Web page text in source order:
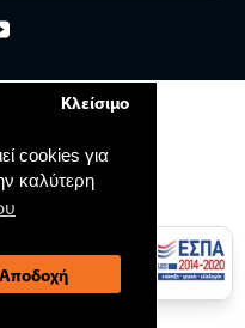
cookies για
καλύτερη
Κλείσιμο
Αποδοχή
COMPONENTS.
by